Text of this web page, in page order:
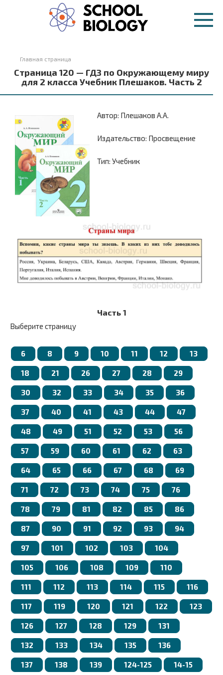
Главная страница
Страница 120 — ГДЗ по Окружающему миру
для 2 класса Учебник Плешаков. Часть 2
Автор: Плешаков А.А.
Издательство: Просвещение
Тип: Учебник
Часть 1
Выберите страницу
6 8 9 10 11 12 13
18 21 26 27 28 29
30 32 33 34 35 36
37 40 41 43 44 47
48 49 51 52 53 56
57 59 60 61 62 63
64 65 66 67 68 69
71 72 73 74 75 76
78 79 81 82 85 86
87 90 91 92 93 94
97 101 102 103 104
105 106 108 109 110
111 112 113 114 115 116
117 119 120 121 122 123
126 127 128 129 131
132 133 134 135 136
137 138 139 124-125 14-15